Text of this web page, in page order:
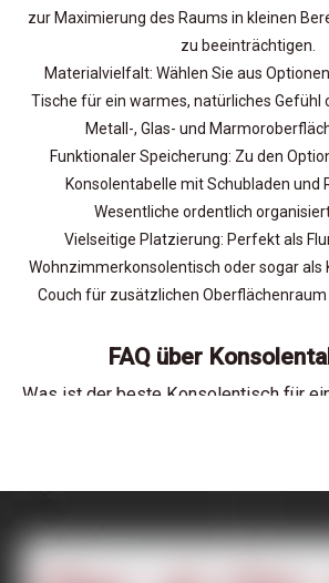
zur Maximierung des Raums in kleinen
zu beeinträchtigen.
Materialvielfalt: Wählen Sie aus
Tische für ein warmes, natürliches Gefühl
Metall-, Glas- und
Funktionaler Speicherung: Zu den
Konsolentabelle mit Schubladen und
Wesentliche ordentlich
Vielseitige Platzierung: Perfekt als
Wohnzimmerkonsolentisch oder sogar als
Couch für zusätzlichen Oberflächenraum
FAQ über
Was ist der beste Konsolentisch für
verbessern?